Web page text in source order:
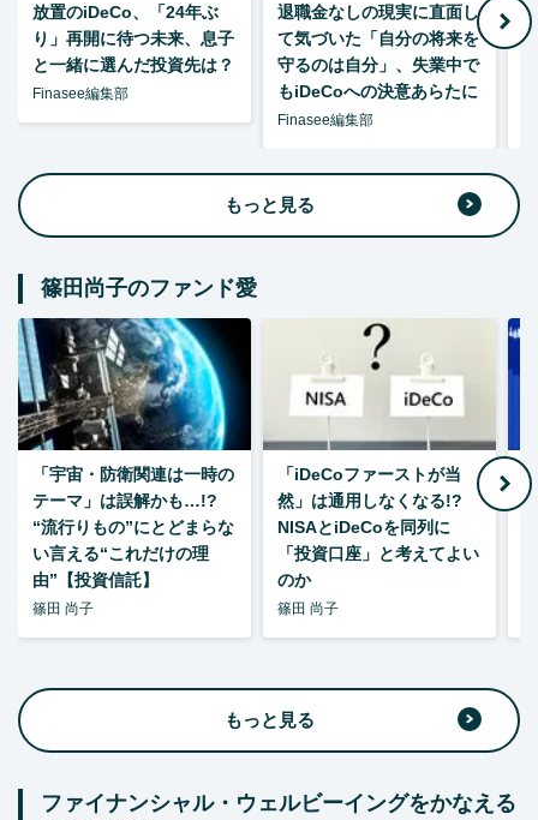
放置のiDeCo、「24年ぶ
り」再開に待つ未来、息子
と一緒に選んだ投資先は？
Finasee編集部
退職金なしの現実に直面し
て気づいた「自分の将来を
守るのは自分」、失業中で
もiDeCoへの決意あらたに
Finasee編集部
もっと見る
篠田尚子のファンド愛
「宇宙・防衛関連は一時の
テーマ」は誤解かも…!?
“流行りもの”にとどまらな
い言える“これだけの理
由”【投資信託】
篠田 尚子
「iDeCoファーストが当
然」は通用しなくなる!?
NISAとiDeCoを同列に
「投資口座」と考えてよい
のか
篠田 尚子
もっと見る
ファイナンシャル・ウェルビーイングをかなえる